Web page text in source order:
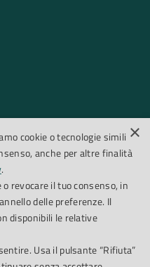
×
cookie o tecnologie simili
anche per altre finalità
.
revocare il tuo consenso, in
delle preferenze. Il
disponibili le relative
Usa il pulsante “Rifiuta”